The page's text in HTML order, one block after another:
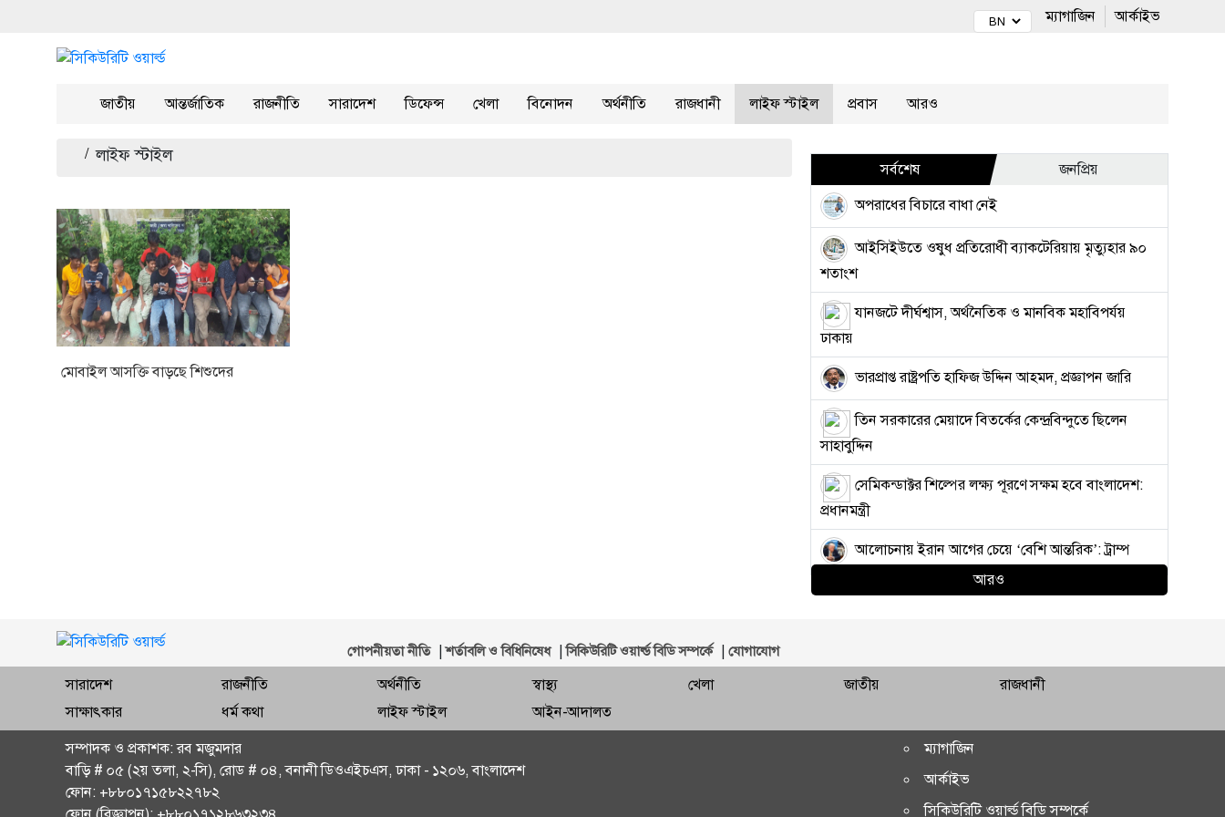
ম্যাগাজিন আর্কাইভ
জাতীয় আন্তর্জাতিক রাজনীতি সারাদেশ ডিফেন্স খেলা বিনোদন অর্থনীতি রাজধানী লাইফ স্টাইল প্রবাস আরও
/ লাইফ স্টাইল
মোবাইল আসক্তি বাড়ছে শিশুদের
সর্বশেষ
জনপ্রিয়
অপরাধের বিচারে বাধা নেই
আইসিইউতে ওষুধ প্রতিরোধী ব্যাকটেরিয়ায় মৃত্যুহার ৯০
শতাংশ
যানজটে দীর্ঘশ্বাস, অর্থনৈতিক ও মানবিক মহাবিপর্যয়
ঢাকায়
ভারপ্রাপ্ত রাষ্ট্রপতি হাফিজ উদ্দিন আহমদ, প্রজ্ঞাপন জারি
তিন সরকারের মেয়াদে বিতর্কের কেন্দ্রবিন্দুতে ছিলেন
সাহাবুদ্দিন
সেমিকন্ডাক্টর শিল্পের লক্ষ্য পূরণে সক্ষম হবে বাংলাদেশ:
প্রধানমন্ত্রী
আলোচনায় ইরান আগের চেয়ে ‘বেশি আন্তরিক’: ট্রাম্প
ভারতে ক্ষুব্ধ তরুণদের হাতে মার খাচ্ছে ‘গোদি মিডিয়ার’
নিহত, আহত ২
‘ঢাকা-চট্টগ্রামসহ গুরুত্বপূর্ণ রুটে চলবে চীনের বুলেট ট্রেন’
আরও
গোপনীয়তা নীতি |শর্তাবলি ও বিধিনিষেধ |সিকিউরিটি ওয়ার্ল্ড বিডি সম্পর্কে | যোগাযোগ
সারাদেশ রাজনীতি অর্থনীতি স্বাস্থ্য খেলা জাতীয়
রাজধানী
সাক্ষাৎকার
ধর্ম কথা লাইফ স্টাইল
আইন-আদালত
সম্পাদক ও প্রকাশক: রব মজুমদার
বাড়ি # ০৫ (২য় তলা, ২-সি), রোড # ০৪, বনানী ডিওএইচএস, ঢাকা - ১২০৬, বাংলাদেশ
ফোন: +৮৮০১৭১৫৮২২৭৮২
ম্যাগাজিন
আর্কাইভ
সিকিউরিটি ওয়ার্ল্ড বিডি সম্পর্কে